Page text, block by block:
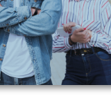
Marketing Digital
Finance & Comptabilité
BAC+5